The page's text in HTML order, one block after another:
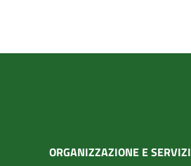
ORGANIZZAZIONE E SERVIZI